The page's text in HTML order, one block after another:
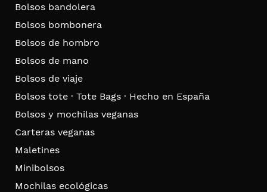
Bolsos bandolera
Bolsos bombonera
Bolsos de hombro
Bolsos de mano
Bolsos de viaje
Bolsos tote · Tote Bags · Hecho en España
Bolsos y mochilas veganas
Carteras veganas
Maletines
Minibolsos
Mochilas ecológicas